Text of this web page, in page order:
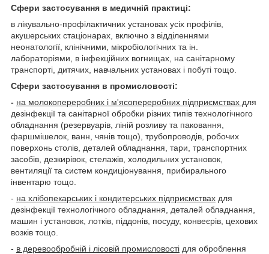
Сфери застосування в медичній практиці:
в лікувально-профілактичних установах усіх профілів,
акушерських стаціонарах, включно з відділеннями
неонатології, клінічними, мікробіологічних та ін.
лабораторіями, в інфекційних вогнищах, на санітарному
транспорті, дитячих, навчальних установах і побуті тощо.
Сфери застосування в промисловості:
- на молокопереробних і м'ясопереробних підприємствах для
дезінфекції та санітарної обробки різних типів технологічного
обладнання (резервуарів, ліній розливу та паковання,
фаршмішелок, ванн, чянів тощо), трубопроводів, робочих
поверхонь столів, деталей обладнання, тари, транспортних
засобів, дезкирівок, стелажів, холодильних установок,
вентиляції та систем кондиціонування, прибирального
інвентарю тощо.
- на хлібопекарських і кондитерських підприємствах для
дезінфекції технологічного обладнання, деталей обладнання,
машин і установок, лотків, піддонів, посуду, конвеєрів, цехових
возків тощо.
- в деревообробній і лісовій промисловості для оброблення